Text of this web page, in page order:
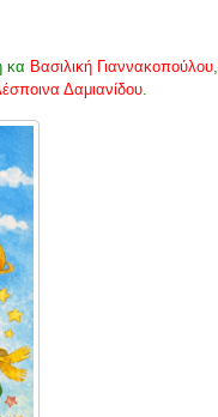
κα Βασιλική Γιαννακοπούλου,
Δαμιανίδου.